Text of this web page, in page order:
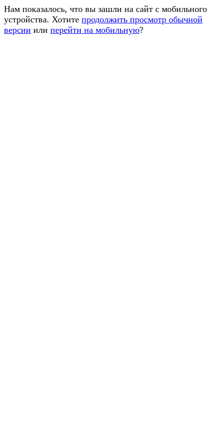
Нам показалось, что вы зашли на сайт с мобильного
устройства. Хотите продолжить просмотр обычной
версии или перейти на мобильную?